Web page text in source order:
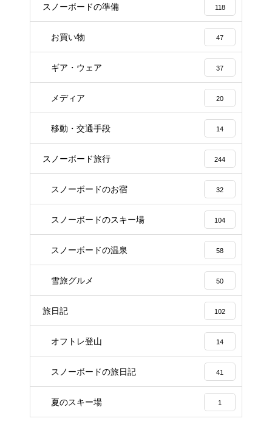
スノーボードの準備 118
お買い物 47
ギア・ウェア 37
メディア 20
移動・交通手段 14
スノーボード旅行 244
スノーボードのお宿 32
スノーボードのスキー場 104
スノーボードの温泉 58
雪旅グルメ 50
旅日記 102
オフトレ登山 14
スノーボードの旅日記 41
夏のスキー場 1